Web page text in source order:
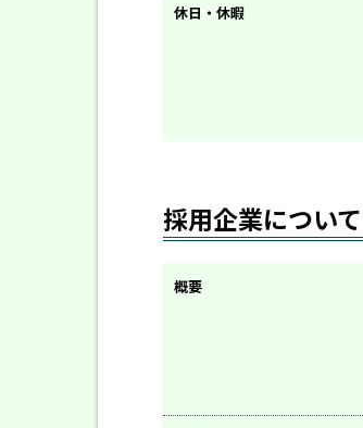
休日・休暇
採用企業について
概要